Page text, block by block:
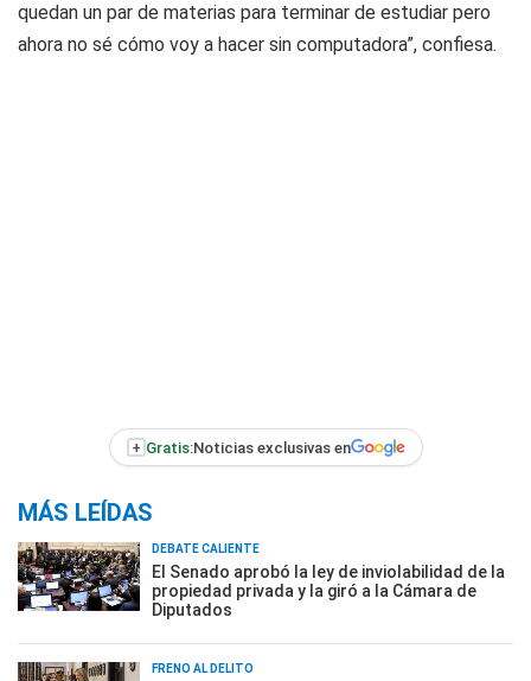
quedan un par de materias para terminar de estudiar pero
ahora no sé cómo voy a hacer sin computadora”, confiesa.
+ Gratis:Noticias exclusivas en
MÁS LEÍDAS
DEBATE CALIENTE
El Senado aprobó la ley de inviolabilidad de la
propiedad privada y la giró a la Cámara de
Diputados
FRENO AL DELITO